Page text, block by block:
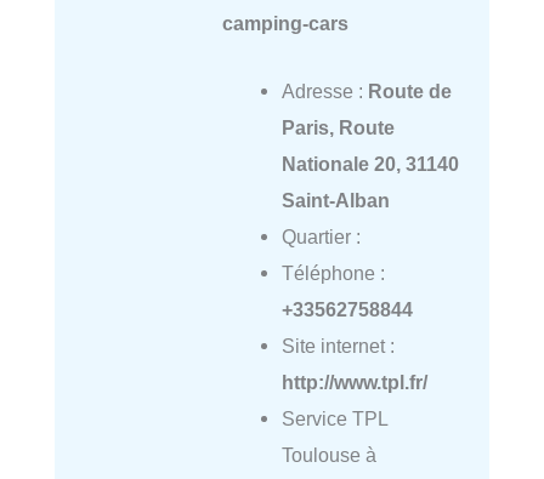
camping-cars
Adresse : Route de
Paris, Route
Nationale 20, 31140
Saint-Alban
Quartier :
Téléphone :
+33562758844
Site internet :
http://www.tpl.fr/
Service TPL
Toulouse à